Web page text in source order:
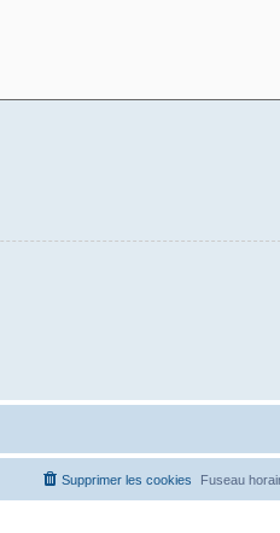
Fuseau
Supprimer les cookies